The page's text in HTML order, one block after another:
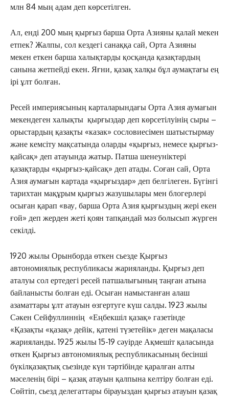
млн 84 мың адам деп көрсетілген.
Ал, енді 200 мың қырғыз барша Орта Азияны қалай мекен
етпек? Жалпы, сол кездегі санаққа сай, Орта Азияны
мекен еткен барша халықтарды қосқанда қазақтардың
санына жетпейді екен. Яғни, қазақ халқы бұл аумақтағы ең
ірі ұлт болған.
Ресей империясының карталарындағы Орта Азия аумағын
мекендеген халықты қырғыздар деп көрсетілуінің сыры –
орыстардың қазақты «казак» сословиесімен шатыстырмау
және кемсіту мақсатында оларды «қырғыз, немесе қырғыз-
қайсақ» деп атауында жатыр. Патша шенеуніктері
қазақтарды «қырғыз-қайсақ» деп атады. Соған сай, Орта
Азия аумағын картада «қырғыздар» деп белгілеген. Бүгінгі
тарихтан мақұрым қырғыз жазушылары мен блогерлері
осыған қарап «вау, барша Орта Азия қырғыздың жері екен
ғой» деп жерден жеті қоян тапқандай мәз болысып жүрген
секілді.
1920 жылы Орынборда өткен сьезде Қырғыз
автономиялық республикасы жарияланды. Қырғыз деп
аталуы сол ертедегі ресей патшалығының таңған атына
байланысты болған еді. Осыған намыстанған алаш
азаматтары ұлт атауын өзгертуге күш салды. 1923 жылы
Сәкен Сейфуллиннің «Еңбекшіл қазақ» газетінде
«Қазақты «қазақ» дейік, қатені түзетейік» деген мақаласы
жарияланды. 1925 жылы 15-19 сәуірде Ақмешіт қаласында
өткен Қырғыз автономиялық республикасының бесінші
бүкілқазақтық сьезінде күн тәртібінде қаралған алты
мәселенің бірі – қазақ атауын қалпына келтіру болған еді.
Сөйтіп, сьезд делегаттары бірауыздан қырғыз атауын қазақ